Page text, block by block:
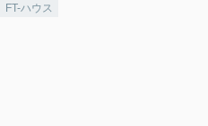
FT-ハウス